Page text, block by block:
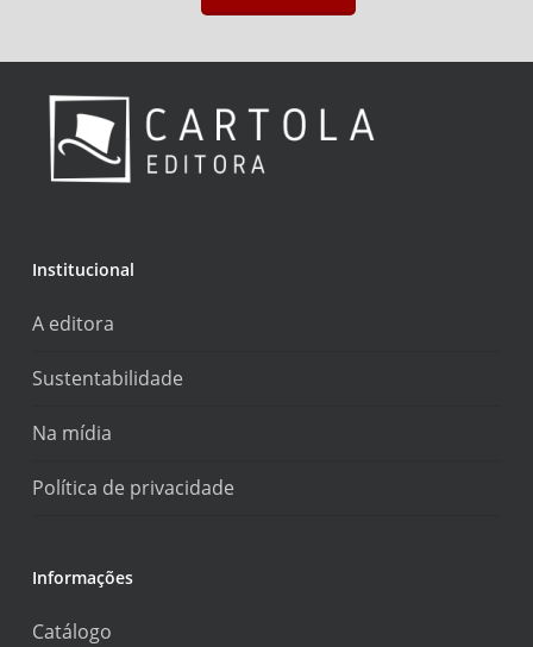
Institucional
A editora
Sustentabilidade
Na mídia
Política de privacidade
Informações
Catálogo